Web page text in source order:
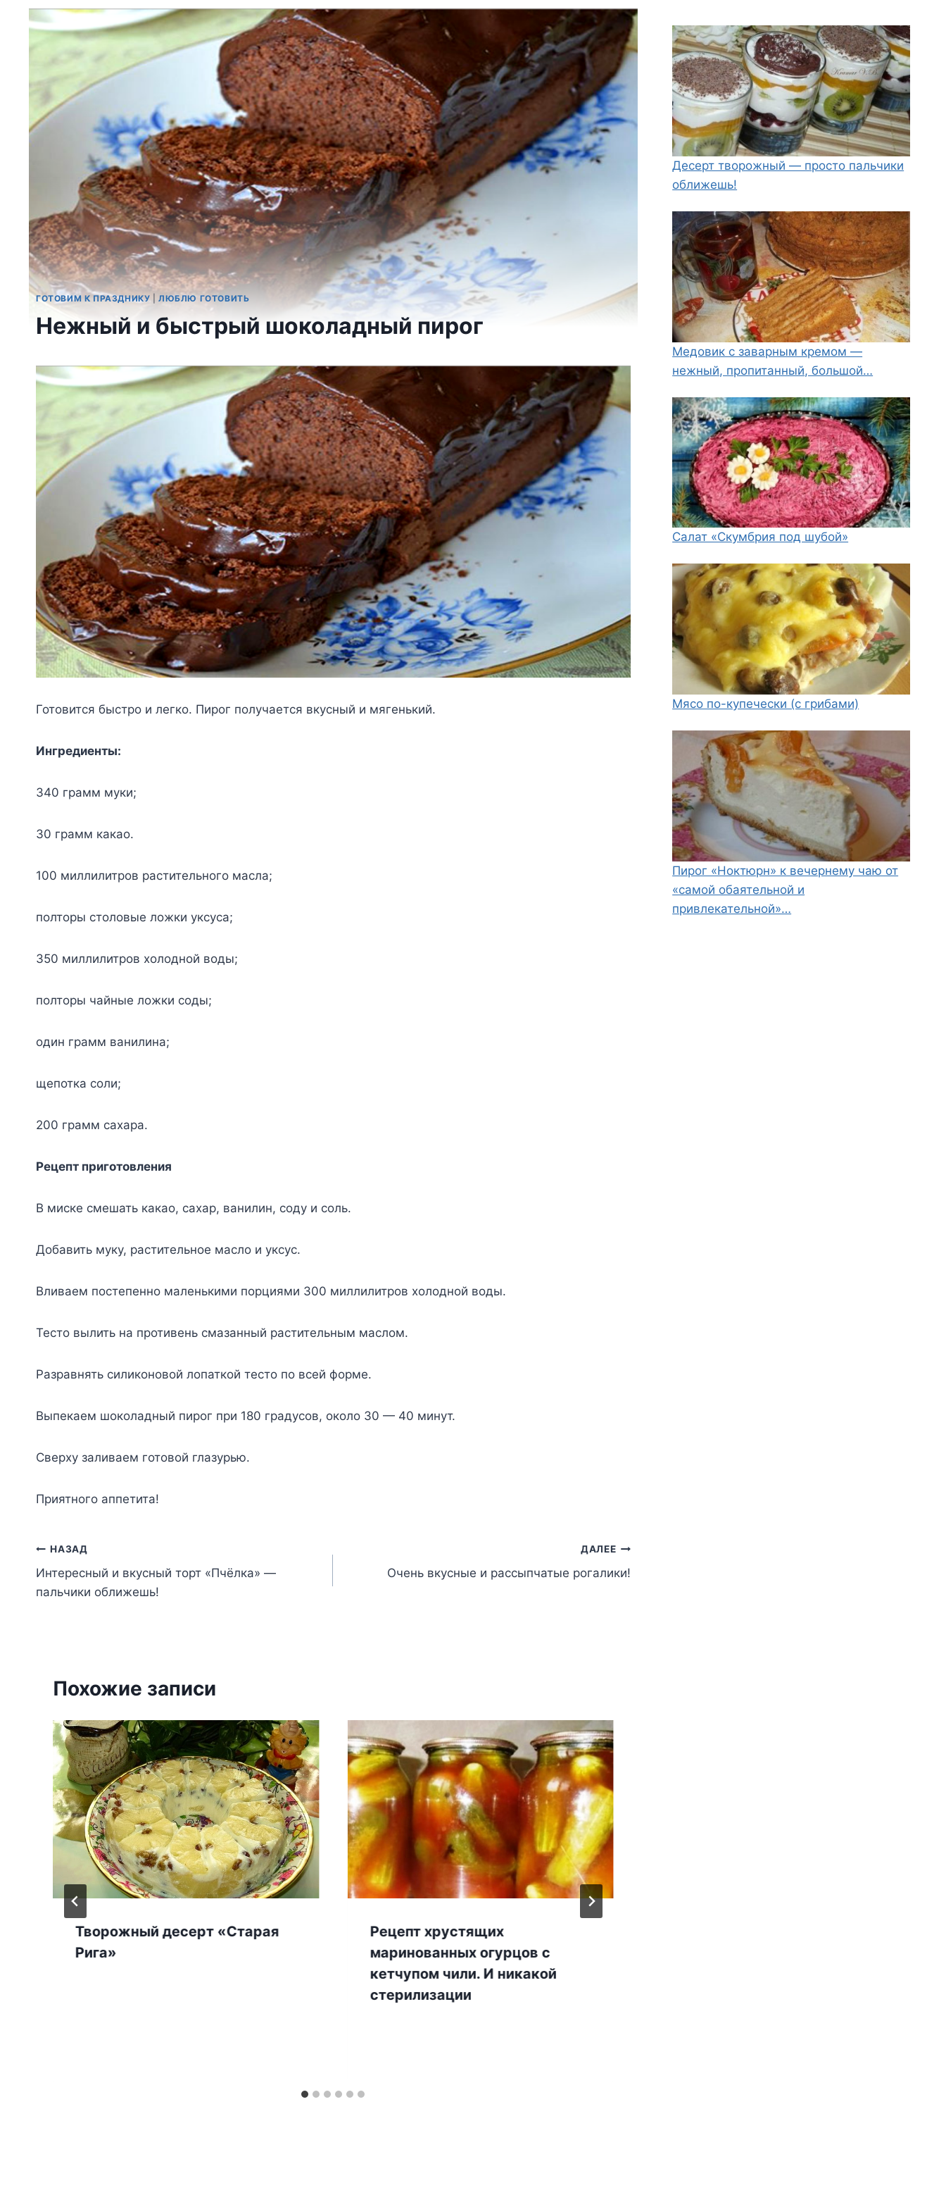
ГОТОВИМ К ПРАЗДНИКУ|ЛЮБЛЮ ГОТОВИТЬ
Нежный и быстрый шоколадный пирог
Готовится быстро и легко. Пирог получается вкусный и мягенький.
Ингредиенты:
340 грамм муки;
30 грамм какао.
100 миллилитров растительного масла;
полторы столовые ложки уксуса;
350 миллилитров холодной воды;
полторы чайные ложки соды;
один грамм ванилина;
щепотка соли;
200 грамм сахара.
Рецепт приготовления
В миске смешать какао, сахар, ванилин, соду и соль.
Добавить муку, растительное масло и уксус.
Вливаем постепенно маленькими порциями 300 миллилитров холодной воды.
Тесто вылить на противень смазанный растительным маслом.
Разравнять силиконовой лопаткой тесто по всей форме.
Выпекаем шоколадный пирог при 180 градусов, около 30 — 40 минут.
Сверху заливаем готовой глазурью.
Приятного аппетита!
Навигация
по
НАЗАД
Интересный и вкусный торт «Пчёлка» —
пальчики оближешь!
ДАЛЕЕ
Очень вкусные и рассыпчатые рогалики!
Похожие записи
Творожный десерт «Старая
Рига»
Рецепт хрустящих
маринованных огурцов с
кетчупом чили. И никакой
стерилизации
Десерт творожный — просто пальчики
оближешь!
Медовик с заварным кремом —
нежный, пропитанный, большой…
Салат «Скумбрия под шубой»
Мясо по-купечески (с грибами)
Пирог «Ноктюрн» к вечернему чаю от
«самой обаятельной и
привлекательной»…